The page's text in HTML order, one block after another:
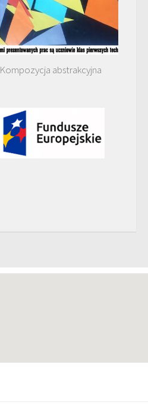
Kompozycja abstrakcyjna